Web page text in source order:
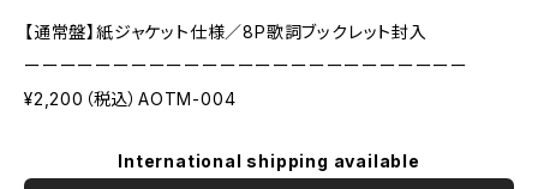
【通常盤】紙ジャケット仕様／8P歌詞ブックレット封入
ーーーーーーーーーーーーーーーーーーーーーーーーー
¥2,200（税込）AOTM-004
International shipping available